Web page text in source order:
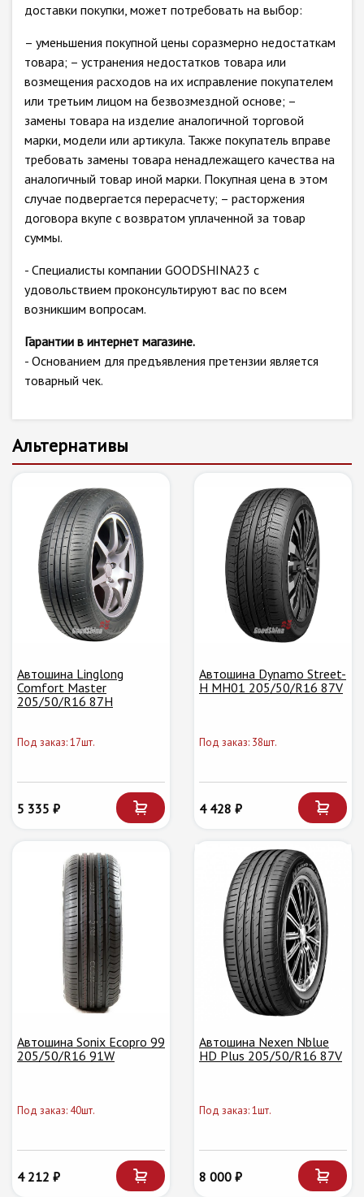
доставки покупки, может потребовать на выбор:
– уменьшения покупной цены соразмерно недостаткам
товара; – устранения недостатков товара или
возмещения расходов на их исправление покупателем
или третьим лицом на безвозмездной основе; –
замены товара на изделие аналогичной торговой
марки, модели или артикула. Также покупатель вправе
требовать замены товара ненадлежащего качества на
аналогичный товар иной марки. Покупная цена в этом
случае подвергается перерасчету; – расторжения
договора вкупе с возвратом уплаченной за товар
суммы.
- Специалисты компании GOODSHINA23 с
удовольствием проконсультируют вас по всем
возникшим вопросам.
Гарантии в интернет магазине.
- Основанием для предъявления претензии является
товарный чек.
Альтернативы
Автошина Linglong
Comfort Master
205/50/R16 87H
Под заказ: 17шт.
5 335 ₽
Автошина Dynamo Street-
H MH01 205/50/R16 87V
Под заказ: 38шт.
4 428 ₽
Автошина Sonix Ecopro 99
205/50/R16 91W
Под заказ: 40шт.
4 212 ₽
Автошина Nexen Nblue
HD Plus 205/50/R16 87V
Под заказ: 1шт.
8 000 ₽